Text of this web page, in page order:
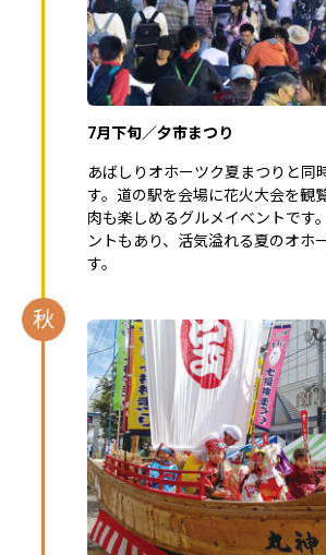
7月下旬／夕市まつり
あばしりオホーツク夏まつりと同
す。道の駅を会場に花火大会を観
肉も楽しめるグルメイベントです
ントもあり、活気溢れる夏のオホ
す。
秋